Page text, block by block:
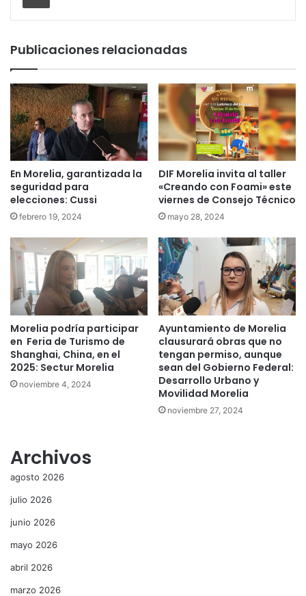
Publicaciones relacionadas
En Morelia, garantizada la
seguridad para
elecciones: Cussi
febrero 19, 2024
DIF Morelia invita al taller
«Creando con Foami» este
viernes de Consejo Técnico
mayo 28, 2024
Morelia podría participar
en Feria de Turismo de
Shanghai, China, en el
2025: Sectur Morelia
noviembre 4, 2024
Ayuntamiento de Morelia
clausurará obras que no
tengan permiso, aunque
sean del Gobierno Federal:
Desarrollo Urbano y
Movilidad Morelia
noviembre 27, 2024
Archivos
agosto 2026
julio 2026
junio 2026
mayo 2026
abril 2026
marzo 2026